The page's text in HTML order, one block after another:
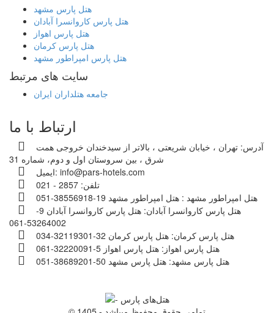
هتل پارس مشهد
هتل پارس کاروانسرا آبادان
هتل پارس اهواز
هتل پارس کرمان
هتل پارس امپراطور مشهد
سایت های مرتبط
جامعه هتلداران ایران
ارتباط با ما
آدرس: تهران ، خیابان شریعتی ، بالاتر از سیدخندان خروجی همت
شرق ، بین سروستان اول و دوم، شماره 31
ایمیل: info@pars-hotels.com
تلفن:
هتل امپراطور مشهد : هتل امپراطور مشهد 19-38556918-051
هتل پارس کاروانسرا آبادان:
هتل پارس کاروانسرا آبادان 9-
53264002-061
هتل پارس کرمان: هتل پارس کرمان 32-32119301-034
هتل پارس اهواز: هتل پارس اهواز 5-32220091-061
هتل پارس مشهد: هتل پارس مشهد 50-38689201-051